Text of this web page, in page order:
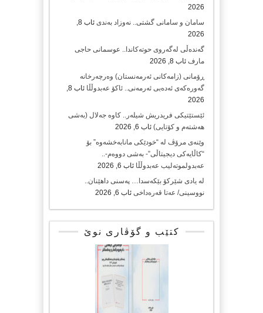
2026
سامان و سامانی گشتی.. نەوزاد بەندی
ئاب 8,
2026
گەندەڵی لەگەروی حوتەکاندا.. عوسمانی حاجی
مارف ئاب 8, 2026
ڕۆمانی (زامه‌كانی ئەرمەنستان) وه‌رچه‌رخانه‌
گه‌وره‌كه‌ی ئه‌ده‌بی ئه‌رمه‌نی.. ئاكۆ عه‌بدوڵڵا
ئاب 8,
2026
ئێستێتیکی فریدریش شیلەر.. کاوە جەلال (بەشی
هەشتەم و کۆتایی) ئاب 6, 2026
وێنەی مرۆڤ لە “خودێکی مانابەخشەوە” بۆ
“کاڵایەکی دیجیتاڵی”- بەشی دووەم-..
عەبدولموتەلیب عەبدوڵڵا ئاب 6, 2026
لە یادی شێرکۆ بێکەسدا… پەسنی داهێنان..
نووسینی/ عەتا قەرەداخی ئاب 6, 2026
کتێب و گۆڤاری نوێ